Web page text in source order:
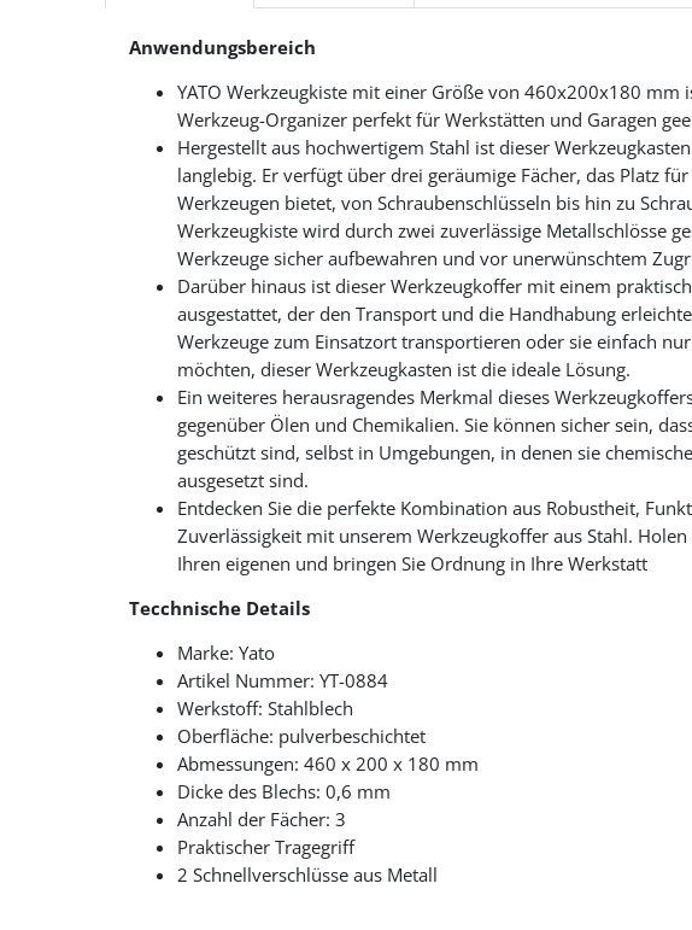
Anwendungsbereich
YATO Werkzeugkiste mit einer Größe von 460x200x180 mm
Werkzeug-Organizer perfekt für Werkstätten und Garagen
Hergestellt aus hochwertigem Stahl ist dieser
langlebig. Er verfügt über drei geräumige Fächer, das Platz
Werkzeugen bietet, von Schraubenschlüsseln bis hin zu
Werkzeugkiste wird durch zwei zuverlässige Metallschlösse
Werkzeuge sicher aufbewahren und vor unerwünschtem
Darüber hinaus ist dieser Werkzeugkoffer mit einem
ausgestattet, der den Transport und die Handhabung
Werkzeuge zum Einsatzort transportieren oder sie einfach
möchten, dieser Werkzeugkasten ist die ideale Lösung.
Ein weiteres herausragendes Merkmal dieses
gegenüber Ölen und Chemikalien. Sie können sicher sein,
geschützt sind, selbst in Umgebungen, in denen sie
ausgesetzt sind.
Entdecken Sie die perfekte Kombination aus Robustheit,
Zuverlässigkeit mit unserem Werkzeugkoffer aus Stahl.
Ihren eigenen und bringen Sie Ordnung in Ihre Werkstatt
Tecchnische Details
Marke: Yato
Artikel Nummer: YT-0884
Werkstoff: Stahlblech
Oberfläche: pulverbeschichtet
Abmessungen: 460 x 200 x 180 mm
Dicke des Blechs: 0,6 mm
Anzahl der Fächer: 3
Praktischer Tragegriff
2 Schnellverschlüsse aus Metall